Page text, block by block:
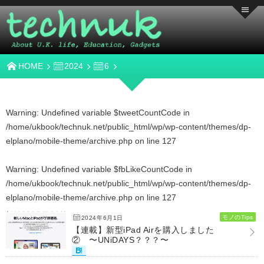
HOME 2024 6
Warning: Undefined variable $tweetCountCode in
/home/ukbook/technuk.net/public_html/wp/wp-content/themes/dp-
elplano/mobile-theme/archive.php on line 127
Warning: Undefined variable $fbLikeCountCode in
/home/ukbook/technuk.net/public_html/wp/wp-content/themes/dp-
elplano/mobile-theme/archive.php on line 127
2024年6月1日 モノのTips
【連載】新型iPad Airを購入しました
② 〜UNiDAYS？？？〜